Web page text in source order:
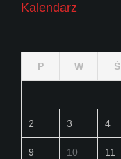
Kalendarz
P
W Ś
2 3 4
9 10 11